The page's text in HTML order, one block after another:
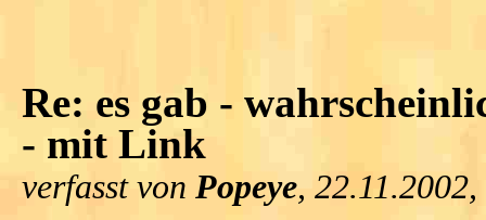
Re: es gab -
- mit Link
verfasst von Popeye,